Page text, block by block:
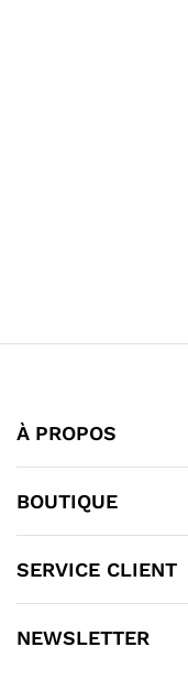
À PROPOS
BOUTIQUE
SERVICE CLIENT
NEWSLETTER